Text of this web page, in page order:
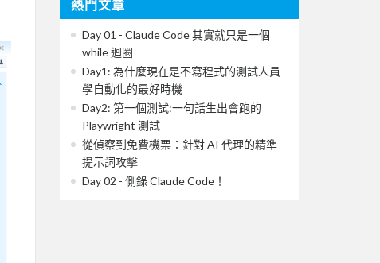
熱門文章
Day 01 - Claude Code 其實就只是一個
while 迴圈
Day1: 為什麼現在是不寫程式的測試人員
學自動化的最好時機
Day2: 第一個測試:一句話生出會跑的
Playwright 測試
從偵察到免費機票：針對 AI 代理的精準
提示詞攻擊
Day 02 - 側錄 Claude Code！